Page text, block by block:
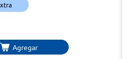
Agregar